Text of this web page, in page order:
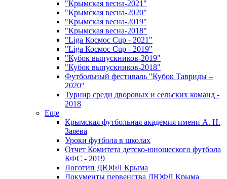
"Крымская весна-2021"
"Крымская весна-2020"
"Крымская весна-2019"
"Крымская весна-2018"
"Liga Космос Cup - 2021"
"Liga Космос Cup - 2019"
"Кубок выпускников-2019"
"Кубок выпускников-2018"
Футбольный фестиваль "Кубок Тавриды –
2020"
Турнир среди дворовых и сельских команд -
2018
Еще
Крымская футбольная академия имени А. Н.
Заяева
Уроки футбола в школах
Отчет Комитета детско-юношеского футбола
КФС - 2019
Логотип ДЮФЛ Крыма
Документы первенства ДЮФЛ Крыма